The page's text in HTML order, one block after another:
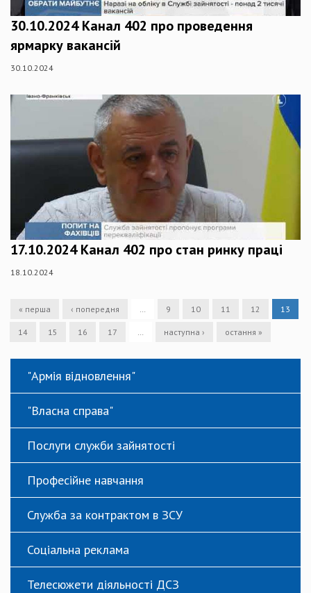
30.10.2024 Канал 402 про проведення
ярмарку вакансій
30.10.2024
17.10.2024 Канал 402 про стан ринку праці
18.10.2024
« перша ‹ попередня … 9 10 11 12 13
14 15 16 17 … наступна › остання »
"Армія відновлення"
"Власна справа"
Послуги служби зайнятості
Професійне навчання
Служба за контрактом в ЗСУ
Соціальна реклама
Телесюжети діяльності ДСЗ